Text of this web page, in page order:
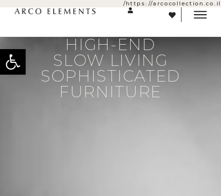
https://arcocollection.co.il/
HIGH-END
SLOW LIVING
SOPHISTICATED
FURNITURE